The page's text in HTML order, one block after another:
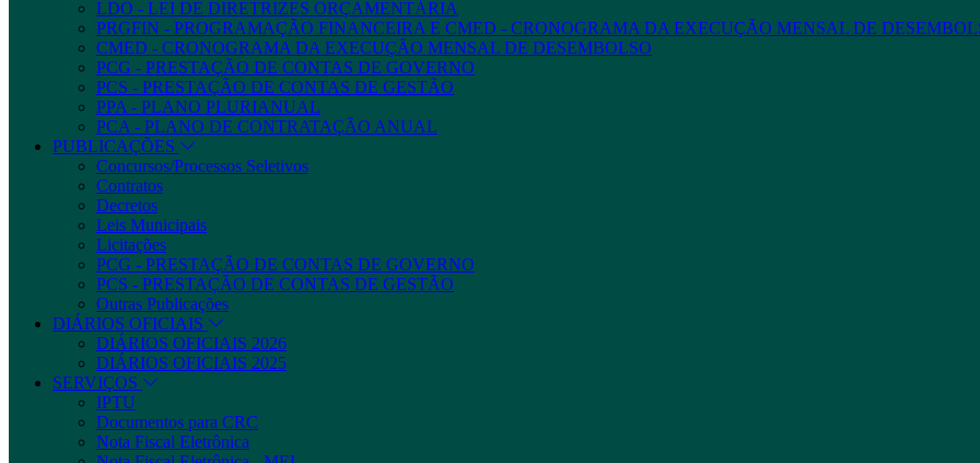
LDO - LEI DE DIRETRIZES ORÇAMENTÁRIA
PRGFIN - PROGRAMAÇÃO FINANCEIRA E CMED - CRONOGRAMA DA EXECUÇÃO MENSAL DE
CMED - CRONOGRAMA DA EXECUÇÃO MENSAL DE DESEMBOLSO
PCG - PRESTAÇÃO DE CONTAS DE GOVERNO
PCS - PRESTAÇÃO DE CONTAS DE GESTÃO
PPA - PLANO PLURIANUAL
PCA - PLANO DE CONTRATAÇÃO ANUAL
PUBLICAÇÕES
Concursos/Processos Seletivos
Contratos
Decretos
Leis Municipais
Licitações
PCG - PRESTAÇÃO DE CONTAS DE GOVERNO
PCS - PRESTAÇÃO DE CONTAS DE GESTÃO
Outras Publicações
DIÁRIOS OFICIAIS
DIÁRIOS OFICIAIS 2026
DIÁRIOS OFICIAIS 2025
SERVIÇOS
IPTU
Documentos para CRC
Nota Fiscal Eletrônica